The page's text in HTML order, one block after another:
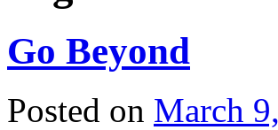
Go Beyond
Posted on March